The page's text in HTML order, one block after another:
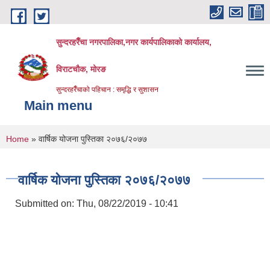
Skip to main content
सुन्दरहरैँचा नगरपालिका,नगर कार्यपालिकाको कार्यालय,
विराटचौक, मोरङ
सुन्दरहरैँचाको पहिचान : समृद्धि र सुशासन
Main menu
You are here
Home » वार्षिक योजना पुस्तिका २०७६/२०७७
वार्षिक योजना पुस्तिका २०७६/२०७७
Submitted on: Thu, 08/22/2019 - 10:41